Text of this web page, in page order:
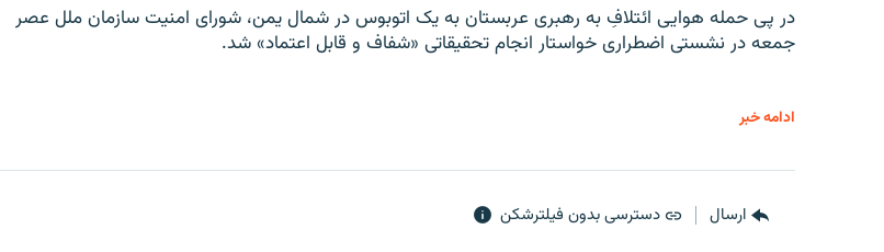
در پی حمله هوایی ائتلافِ به رهبری عربستان به یک اتوبوس در شمال یمن، شورای امنیت سازمان ملل عصر
جمعه در نشستی اضطراری خواستار انجام تحقیقاتی «شفاف و قابل اعتماد» شد.
ادامه خبر
ارسال دسترسی بدون فیلترشکن